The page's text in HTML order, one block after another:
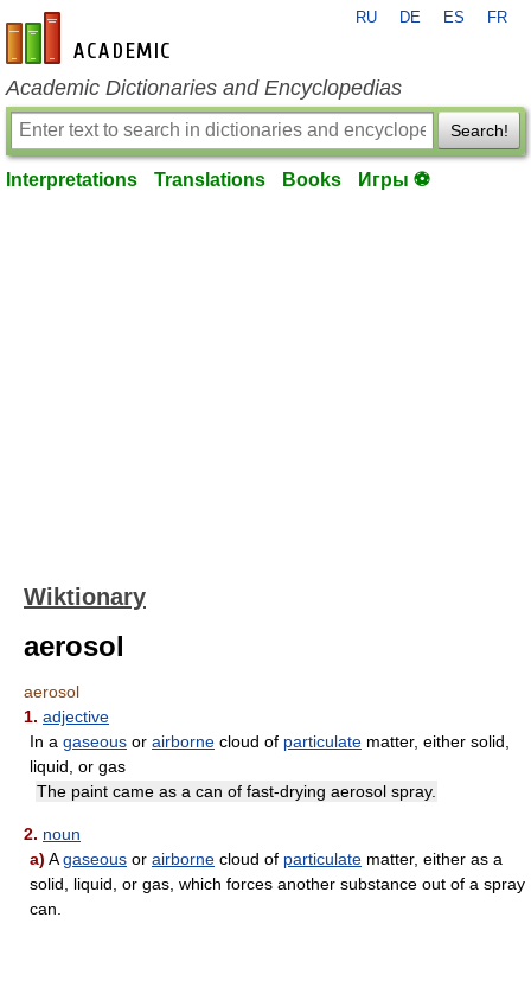
en-academic.com
RU DE ES FR
Academic Dictionaries and Encyclopedias
Search!
Interpretations Translations Books Игры ⚽
Wiktionary
aerosol
aerosol
1. adjective
In a gaseous or airborne cloud of particulate matter, either solid,
liquid, or gas
The paint came as a can of fast-drying aerosol spray.
2. noun
a) Agaseous or airborne cloud of particulate matter, either as a
solid, liquid, or gas, which forces another substance out of a spray
can.